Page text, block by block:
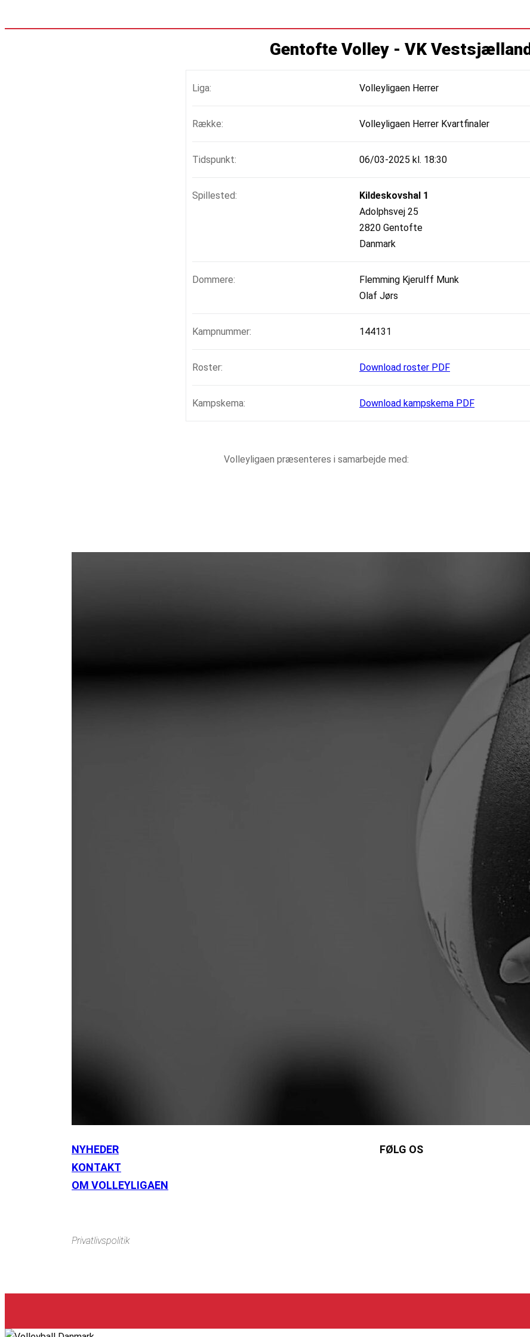
Gentofte Volley - VK Vestsjælland
Liga: Volleyligaen Herrer
Række: Volleyligaen Herrer Kvartfinaler
Tidspunkt: 06/03-2025 kl. 18:30
Spillested:
Kildeskovshal 1
Adolphsvej 25
2820 Gentofte
Danmark
Dommere:
Flemming Kjerulff Munk
Olaf Jørs
Kampnummer: 144131
Roster: Download roster PDF
Kampskema: Download kampskema PDF
Volleyligaen præsenteres i samarbejde med:
NYHEDER
KONTAKT
OM VOLLEYLIGAEN
FØLG OS
Privatlivspolitik